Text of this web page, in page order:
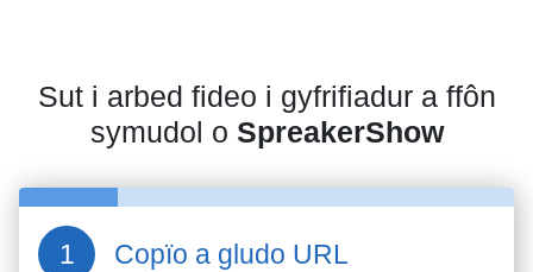
Sut i arbed fideo i gyfrifiadur a ffôn
symudol o SpreakerShow
Copïo a gludo URL